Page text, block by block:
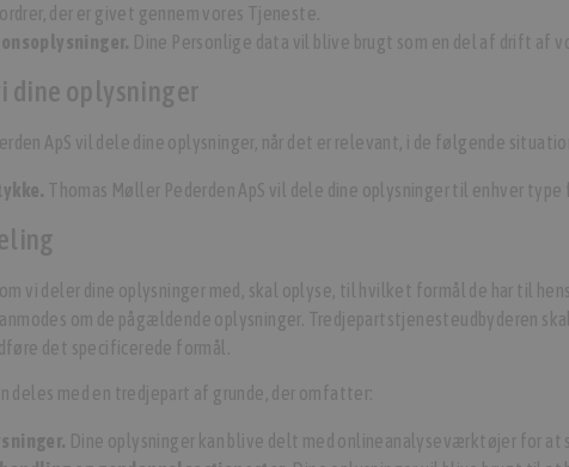
der er givet gennem vores Tjeneste.
Dine Personlige data vil blive brugt som en del af drift af
dine oplysninger
ApS vil dele dine oplysninger, når det er relevant, i de følgende
Thomas Møller Pederden ApS vil dele dine oplysninger til enhver
vi deler dine oplysninger med, skal oplyse, til hvilket formål de har til
anmodes om de pågældende oplysninger. Tredjepartstjenesteudbyderen
det specificerede formål.
deles med en tredjepart af grunde, der omfatter:
Dine oplysninger kan blive delt med onlineanalyseværktøjer for at